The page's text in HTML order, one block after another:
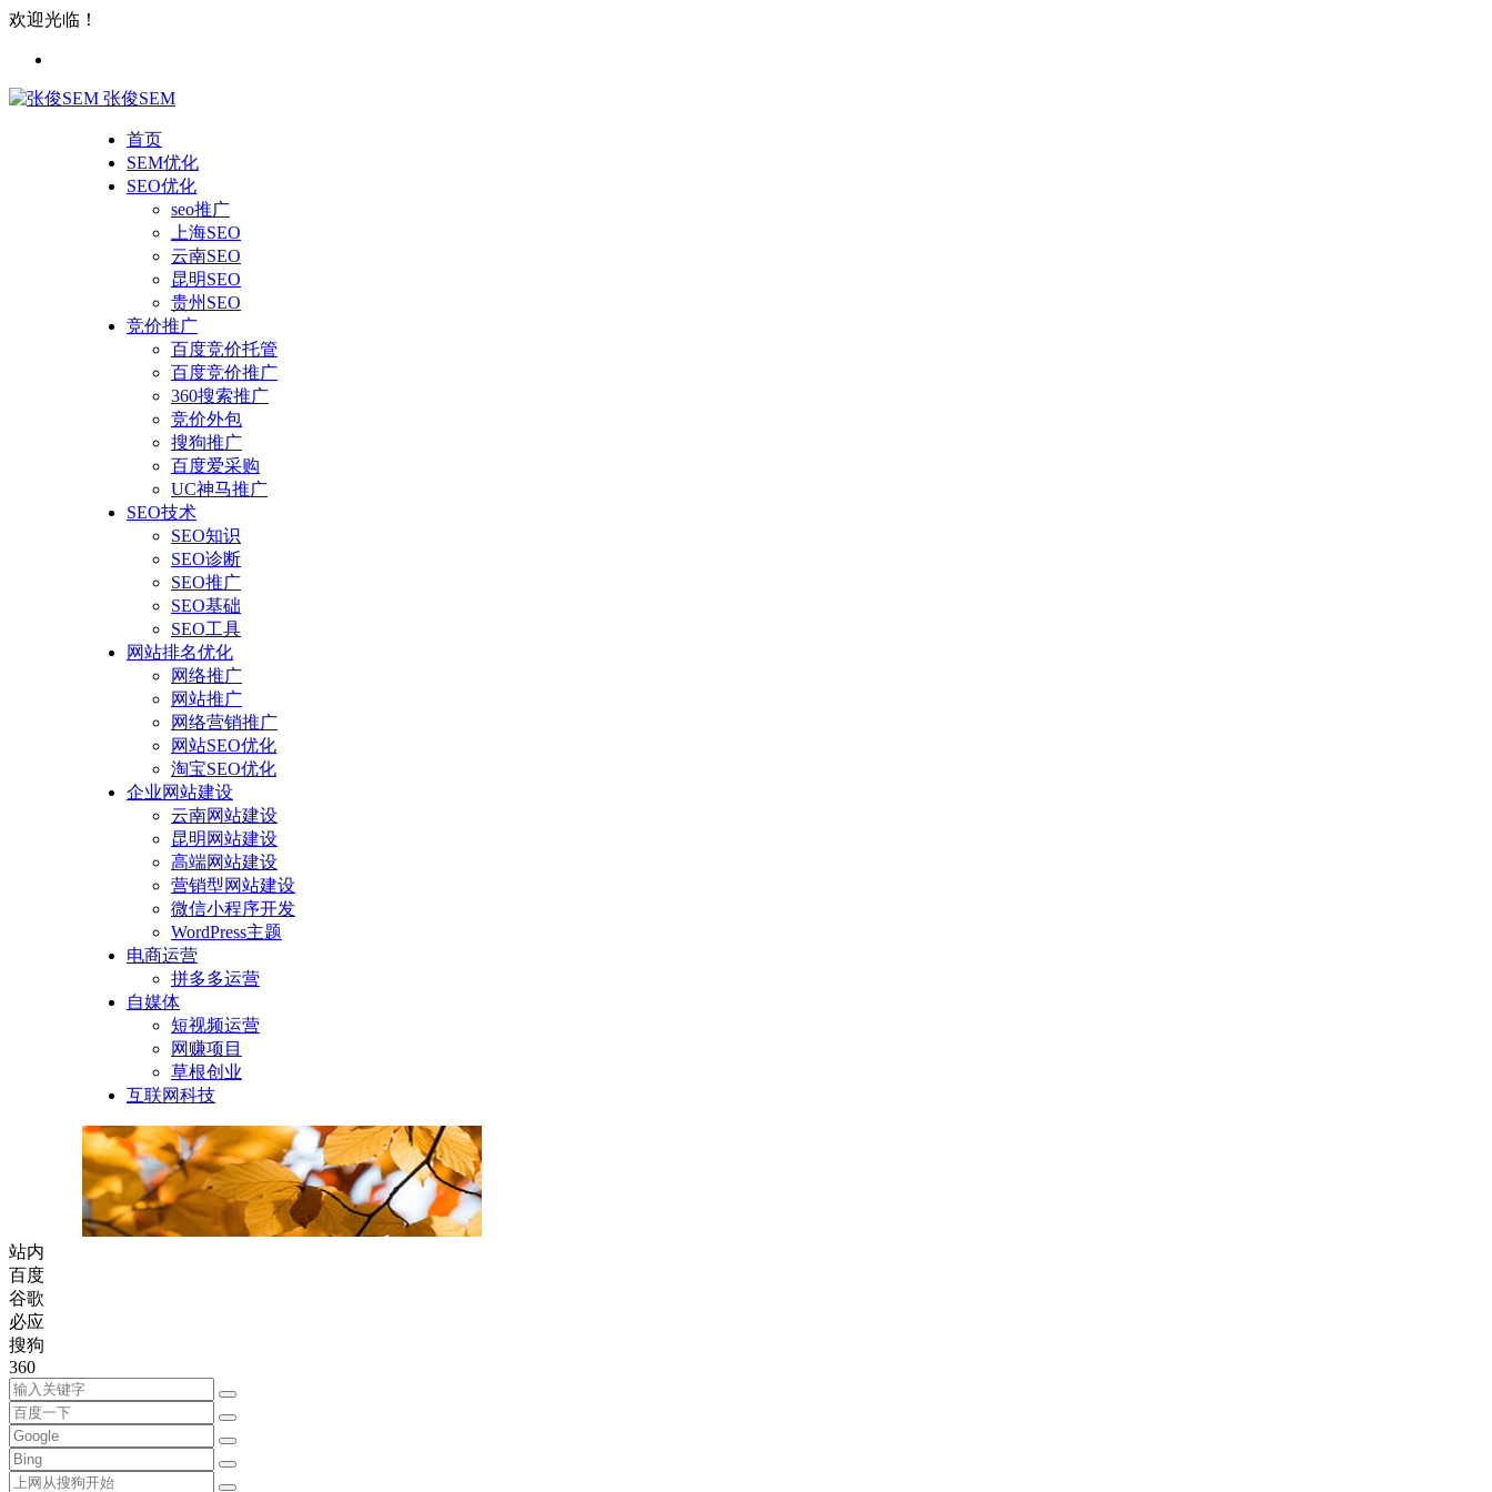
欢迎光临！
张俊SEM
首页
SEM优化
SEO优化
seo推广
上海SEO
云南SEO
昆明SEO
贵州SEO
竞价推广
百度竞价托管
百度竞价推广
360搜索推广
竞价外包
搜狗推广
百度爱采购
UC神马推广
SEO技术
SEO知识
SEO诊断
SEO推广
SEO基础
SEO工具
网站排名优化
网络推广
网站推广
网络营销推广
网站SEO优化
淘宝SEO优化
企业网站建设
云南网站建设
昆明网站建设
高端网站建设
营销型网站建设
微信小程序开发
WordPress主题
电商运营
拼多多运营
自媒体
短视频运营
网赚项目
草根创业
互联网科技
站内
百度
谷歌
必应
搜狗
360